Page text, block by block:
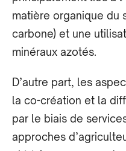
matière organique du
carbone) et une
minéraux azotés.
D’autre part, les
la co-création et la
par le biais de
approches